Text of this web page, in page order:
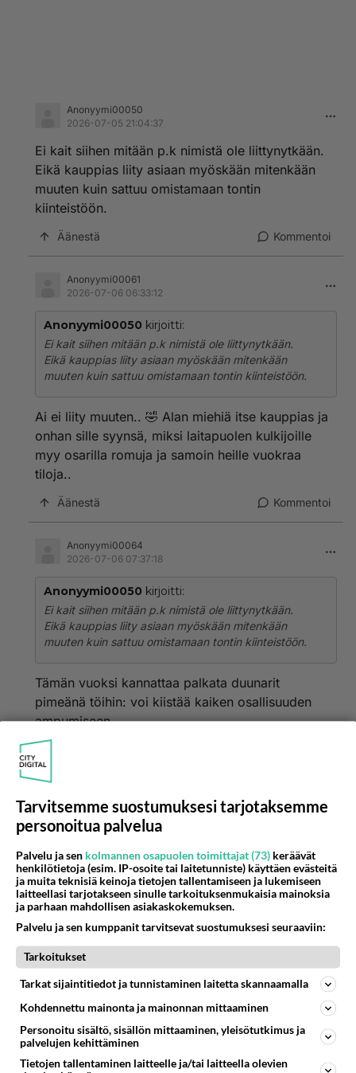
Anonyymi00050
2026-07-05 21:04:37
Ei kait siihen mitään p.k nimistä ole liittynytkään.
Eikä kauppias liity asiaan myöskään mitenkään
muuten kuin sattuu omistamaan tontin
kiinteistöön.
Äänestä Kommentoi
Anonyymi00061
2026-07-06 06:33:12
Anonyymi00050 kirjoitti:
Ei kait siihen mitään p.k nimistä ole liittynytkään.
Eikä kauppias liity asiaan myöskään mitenkään
muuten kuin sattuu omistamaan tontin kiinteistöön.
Ai ei liity muuten.. 🤣 Alan miehiä itse kauppias ja
onhan sille syynsä, miksi laitapuolen kulkijoille
myy osarilla romuja ja samoin heille vuokraa
tiloja..
Äänestä Kommentoi
Anonyymi00064
2026-07-06 07:37:18
Anonyymi00050 kirjoitti:
Ei kait siihen mitään p.k nimistä ole liittynytkään.
Eikä kauppias liity asiaan myöskään mitenkään
muuten kuin sattuu omistamaan tontin kiinteistöön.
Tämän vuoksi kannattaa palkata duunarit
pimeänä töihin: voi kiistää kaiken osallisuuden
ampumiseen
2026-07-05 20:51:47
Ei aiheuta toimenpiteitä.
Äänestä Kommentoi
Anonyymi00051
2026-07-05 21:05:42
Ne "pikku nistitkin" on jonkun
Äänestä Kommentoi
Anonyymi00052
Tarvitsemme suostumuksesi tarjotaksemme
personoitua palvelua
Palvelu ja sen kolmannen osapuolen toimittajat (73) keräävät
henkilötietoja (esim. IP-osoite tai laitetunniste) käyttäen evästeitä
ja muita teknisiä keinoja tietojen tallentamiseen ja lukemiseen
laitteellasi tarjotakseen sinulle tarkoituksenmukaisia mainoksia
ja parhaan mahdollisen asiakaskokemuksen.
Palvelu ja sen kumppanit tarvitsevat suostumuksesi seuraaviin:
Tarkoitukset
Tarkat sijaintitiedot ja tunnistaminen laitetta skannaamalla
Kohdennettu mainonta ja mainonnan mittaaminen
Personoitu sisältö, sisällön mittaaminen, yleisötutkimus ja
palvelujen kehittäminen
Tietojen tallentaminen laitteelle ja/tai laitteella olevien